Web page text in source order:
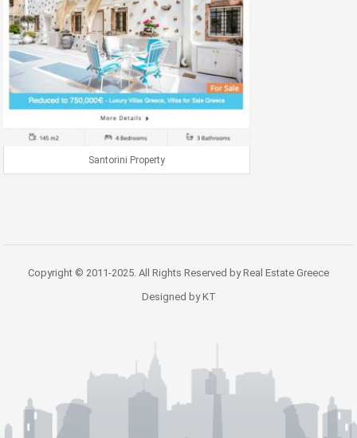
Santorini Property
Copyright © 2011-2025. All Rights Reserved by Real Estate Greece
Designed by KT